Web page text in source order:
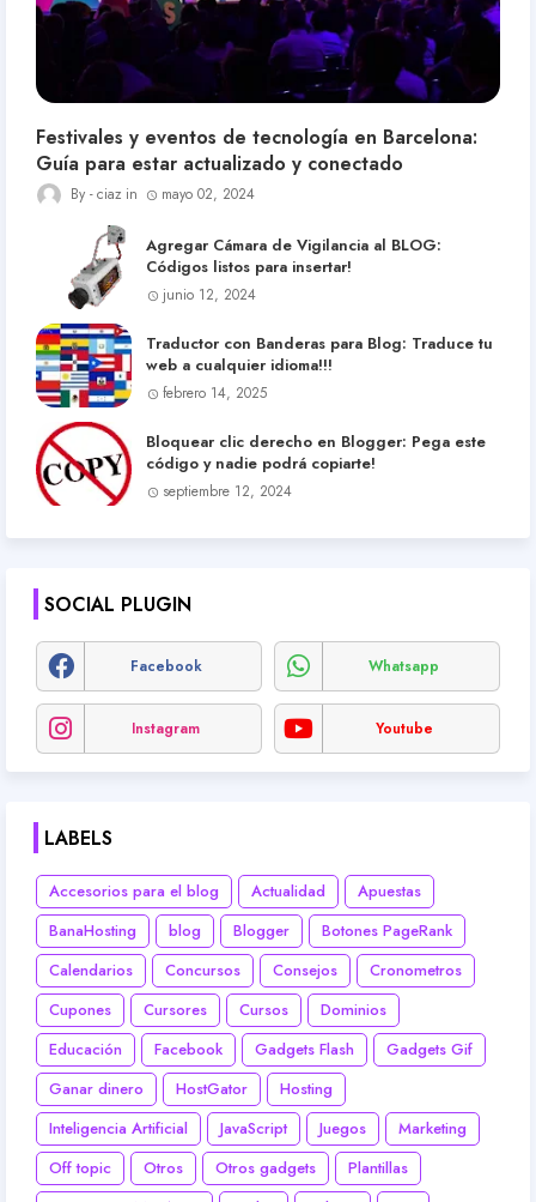
Festivales y eventos de tecnología en Barcelona:
Guía para estar actualizado y conectado
ciaz mayo 02, 2024
Agregar Cámara de Vigilancia al BLOG:
Códigos listos para insertar!
junio 12, 2024
Traductor con Banderas para Blog: Traduce tu
web a cualquier idioma!!!
febrero 14, 2025
Bloquear clic derecho en Blogger: Pega este
código y nadie podrá copiarte!
septiembre 12, 2024
SOCIAL PLUGIN
Facebook Whatsapp
Instagram Youtube
LABELS
Accesorios para el blog Actualidad
Apuestas
BanaHosting
blog Blogger
Botones PageRank
Calendarios
Concursos Consejos
Cronometros
Cupones
Cursores Cursos
Dominios
Educación
Facebook Gadgets Flash
Gadgets Gif
Ganar dinero
HostGator
Hosting
Inteligencia Artificial
JavaScript Juegos
Marketing
Off topic
Otros Otros gadgets
Plantillas